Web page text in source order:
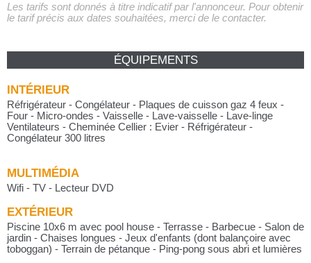
Les tarifs sont donnés à titre indicatif par l'annonceur. Pour obtenir
le tarif précis aux dates souhaitées, merci de le contacter.
ÉQUIPEMENTS
INTÉRIEUR
Réfrigérateur - Congélateur - Plaques de cuisson gaz 4 feux -
Four - Micro-ondes - Vaisselle - Lave-vaisselle - Lave-linge
Ventilateurs - Cheminée Cellier : Evier - Réfrigérateur -
Congélateur 300 litres
MULTIMÉDIA
Wifi - TV - Lecteur DVD
EXTÉRIEUR
Piscine 10x6 m avec pool house - Terrasse - Barbecue - Salon de
jardin - Chaises longues - Jeux d'enfants (dont balançoire avec
toboggan) - Terrain de pétanque - Ping-pong sous abri et lumières